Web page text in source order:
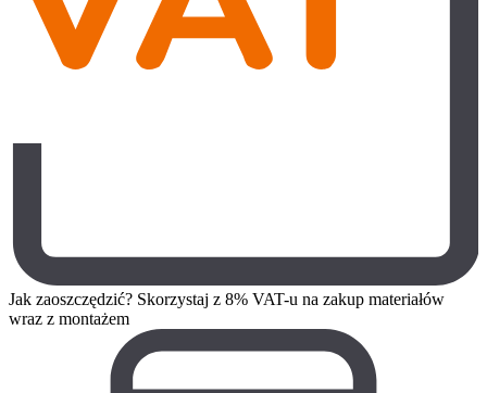
Jak zaoszczędzić? Skorzystaj z 8% VAT-u na zakup materiałów
wraz z montażem